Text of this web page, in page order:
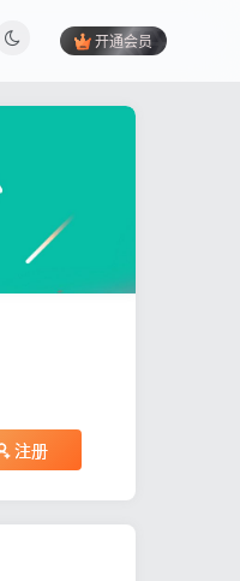
开通会员
注册